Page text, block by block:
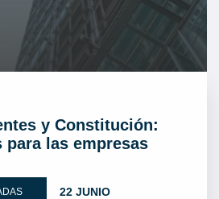
y Constitución:
para las empresas
22 JUNIO